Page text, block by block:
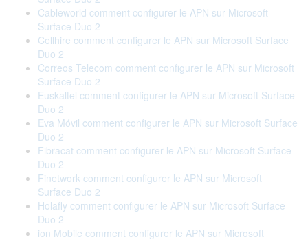
Cableworld comment configurer le APN sur Microsoft
Surface Duo 2
Cellhire comment configurer le APN sur Microsoft Surface
Duo 2
Correos Telecom comment configurer le APN sur Microsoft
Surface Duo 2
Euskaltel comment configurer le APN sur Microsoft Surface
Duo 2
Eva Móvil comment configurer le APN sur Microsoft Surface
Duo 2
Fibracat comment configurer le APN sur Microsoft Surface
Duo 2
Finetwork comment configurer le APN sur Microsoft
Surface Duo 2
Holafly comment configurer le APN sur Microsoft Surface
Duo 2
ion Mobile comment configurer le APN sur Microsoft